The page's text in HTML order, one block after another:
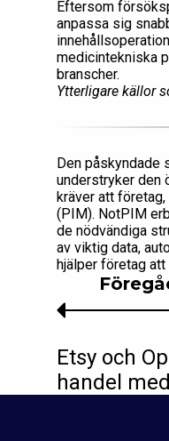
Eftersom
anpassa sig
medicintekniska
branscher.
Ytterligare källor
Den påskyndade
understryker den
kräver att
(PIM). NotPIM
de nödvändiga
av viktig data,
hjälper företag
Etsy och
handel